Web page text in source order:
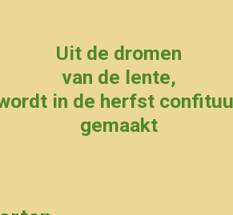
Uit de dromen
van de lente,
in de herfst
gemaakt